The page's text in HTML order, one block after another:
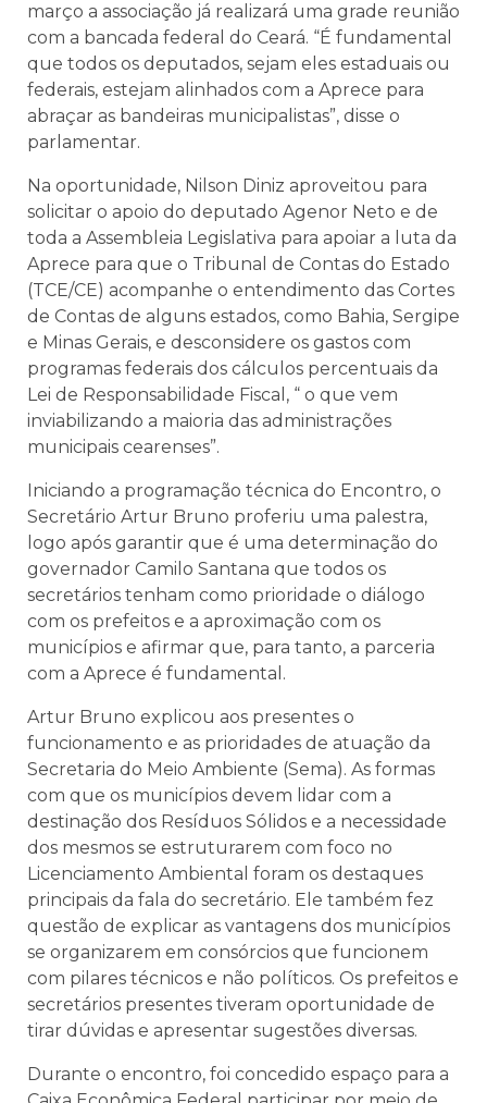
março a associação já realizará uma grade reunião
com a bancada federal do Ceará. “É fundamental
que todos os deputados, sejam eles estaduais ou
federais, estejam alinhados com a Aprece para
abraçar as bandeiras municipalistas”, disse o
parlamentar.
Na oportunidade, Nilson Diniz aproveitou para
solicitar o apoio do deputado Agenor Neto e de
toda a Assembleia Legislativa para apoiar a luta da
Aprece para que o Tribunal de Contas do Estado
(TCE/CE) acompanhe o entendimento das Cortes
de Contas de alguns estados, como Bahia, Sergipe
e Minas Gerais, e desconsidere os gastos com
programas federais dos cálculos percentuais da
Lei de Responsabilidade Fiscal, “ o que vem
inviabilizando a maioria das administrações
municipais cearenses”.
Iniciando a programação técnica do Encontro, o
Secretário Artur Bruno proferiu uma palestra,
logo após garantir que é uma determinação do
governador Camilo Santana que todos os
secretários tenham como prioridade o diálogo
com os prefeitos e a aproximação com os
municípios e afirmar que, para tanto, a parceria
com a Aprece é fundamental.
Artur Bruno explicou aos presentes o
funcionamento e as prioridades de atuação da
Secretaria do Meio Ambiente (Sema). As formas
com que os municípios devem lidar com a
destinação dos Resíduos Sólidos e a necessidade
dos mesmos se estruturarem com foco no
Licenciamento Ambiental foram os destaques
principais da fala do secretário. Ele também fez
questão de explicar as vantagens dos municípios
se organizarem em consórcios que funcionem
com pilares técnicos e não políticos. Os prefeitos e
secretários presentes tiveram oportunidade de
tirar dúvidas e apresentar sugestões diversas.
Durante o encontro, foi concedido espaço para a